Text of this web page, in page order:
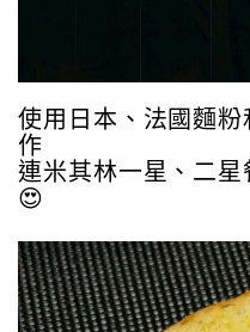
使用日本、法國麵
作
連米其林一星、二
😍